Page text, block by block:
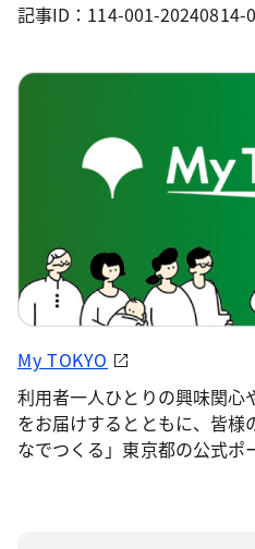
記事ID：114-001-20240814-
My TOKYO
利用者一人ひとりの興味関心
をお届けするとともに、皆様
なでつくる」東京都の公式ポ